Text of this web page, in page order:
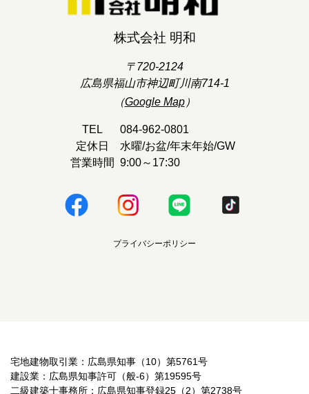
株式会社 明和
〒720-2124
広島県福山市神辺町川南714-1
（Google Map）
TEL
084-962-0801
定休日
水曜/お盆/年末年始/GW
営業時間 9:00～17:30
プライバシーポリシー
宅地建物取引業：広島県知事（10）第5761号
建設業：広島県知事許可（般-6）第19595号
二級建築士事務所：広島県知事登録25（2）第2738号